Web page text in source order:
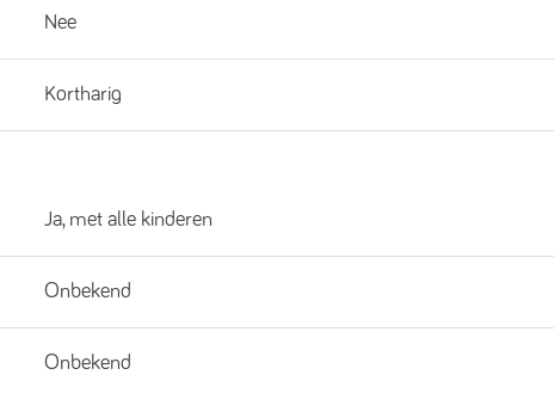
Nee
Kortharig
Ja, met alle kinderen
Onbekend
Onbekend